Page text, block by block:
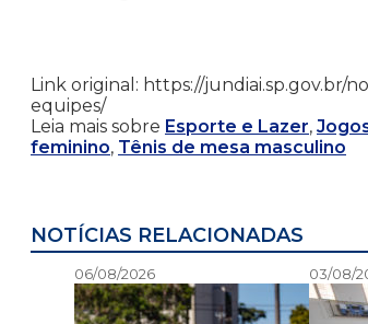
Link original: https://jundiai.sp.gov.br/
equipes/
Leia mais sobre Esporte e Lazer,
feminino, Tênis de mesa masculino
NOTÍCIAS RELACIONADAS
06/08/2026 03/08/